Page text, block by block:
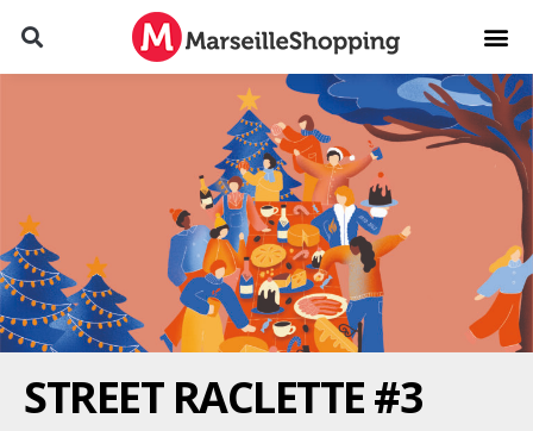
STREET RACLETTE #3